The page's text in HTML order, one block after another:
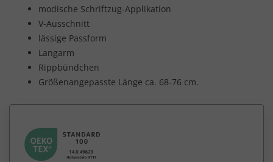
modische Schriftzug-Applikation
V-Ausschnitt
lässige Passform
Langarm
Rippbündchen
Größenangepasste Länge ca. 68-76 cm.